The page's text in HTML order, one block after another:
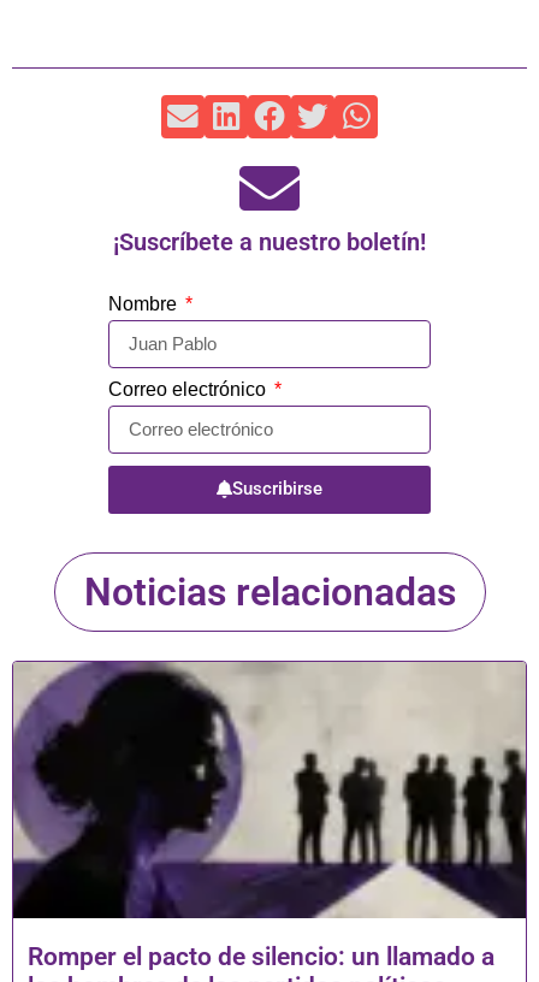
¡Suscríbete a nuestro boletín!
Nombre
Correo electrónico
Suscribirse
Noticias relacionadas
Romper el pacto de silencio: un llamado a